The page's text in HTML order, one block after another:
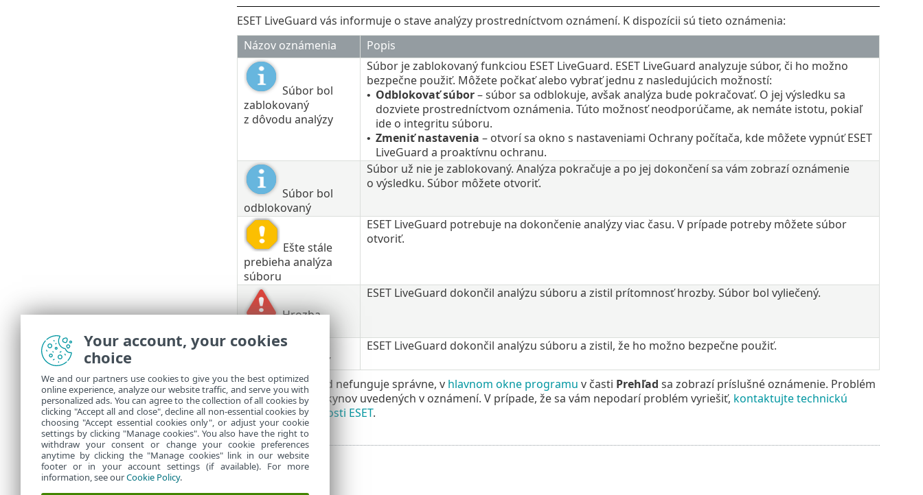
ESET LiveGuard vás informuje o stave analýzy prostredníctvom oznámení. K dispozícii sú tieto oznámenia:
Názov oznámenia
Popis
Súbor bol
zablokovaný
z dôvodu analýzy
Súbor je zablokovaný funkciou ESET LiveGuard. ESET LiveGuard analyzuje súbor, či ho možno
bezpečne použiť. Môžete počkať alebo vybrať jednu z nasledujúcich možností:
• Odblokovať súbor– súbor sa odblokuje, avšak analýza bude pokračovať. O jej výsledku sa
dozviete prostredníctvom oznámenia. Túto možnosť neodporúčame, ak nemáte istotu, pokiaľ
ide o integritu súboru.
• Zmeniť nastavenia – otvorí sa okno s nastaveniami Ochrany počítača, kde môžete vypnúť ESET
LiveGuard a proaktívnu ochranu.
Súbor bol
odblokovaný
Súbor už nie je zablokovaný. Analýza pokračuje a po jej dokončení sa vám zobrazí oznámenie
o výsledku. Súbor môžete otvoriť.
Ešte stále
prebieha analýza
súboru
ESET LiveGuard potrebuje na dokončenie analýzy viac času. V prípade potreby môžete súbor
otvoriť.
Hrozba
ESET LiveGuard dokončil analýzu súboru a zistil prítomnosť hrozby. Súbor bol vyliečený.
Súbor je
ESET LiveGuard dokončil analýzu súboru a zistil, že ho možno bezpečne použiť.
Ak ESET LiveGuard nefunguje správne, v hlavnom okne programu v časti Prehľad sa zobrazí príslušné oznámenie. Problém
vyriešte podľa pokynov uvedených v oznámení. V prípade, že sa vám nepodarí problém vyriešiť, kontaktujte technickú
podporu spoločnosti ESET.
Your account, your cookies
choice
We and our partners use cookies to give you the best optimized
online experience, analyze our website traffic, and serve you with
personalized ads. You can agree to the collection of all cookies by
clicking "Accept all and close", decline all non-essential cookies by
choosing "Accept essential cookies only", or adjust your cookie
settings by clicking "Manage cookies". You also have the right to
withdraw your consent or change your cookie preferences
anytime by clicking the "Manage cookies" link in our website
footer or in your account settings (if available). For more
information, see ourCookie Policy.